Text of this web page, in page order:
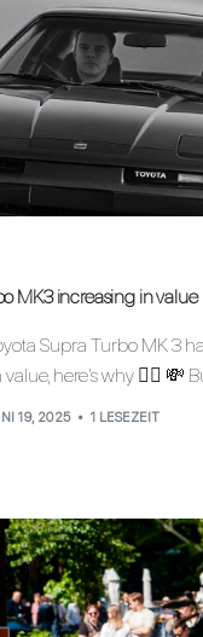
MK3 increasing in value
Supra Turbo MK 3
here’s why 👇🏽 💸
19, 2025 1 LESEZEIT